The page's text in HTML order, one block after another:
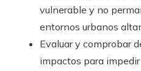
vulnerable y no
entornos urbanos
Evaluar y comprobar
impactos para